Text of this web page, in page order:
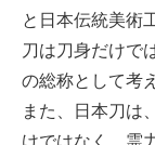
と日本伝統美術
刀は刀身だけで
の総称として考
また、日本刀は
けではなく、霊